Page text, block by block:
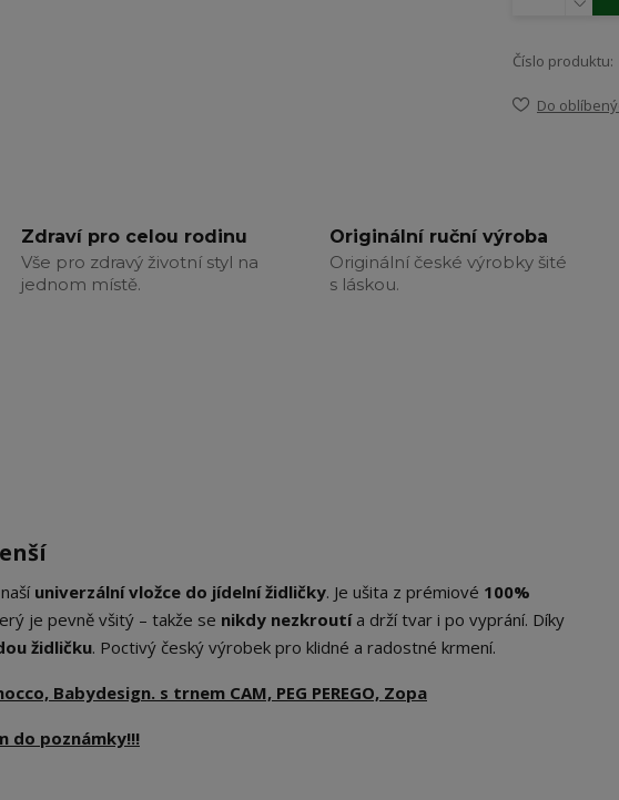
Číslo produktu:
Do
Zdraví pro celou rodinu
Vše pro zdravý životní styl na
jednom místě.
Originální ruční výroba
Originální české výrobky šité
s láskou.
univerzální vložce do jídelní židličky. Je ušita z prémiové 100%
je pevně všitý – takže se nikdy nezkroutía drží tvar i po vyprání. Díky
židličku. Poctivý český výrobek pro klidné a radostné krmení.
Babydesign. s trnem CAM, PEG PEREGO, Zopa
do poznámky!!!